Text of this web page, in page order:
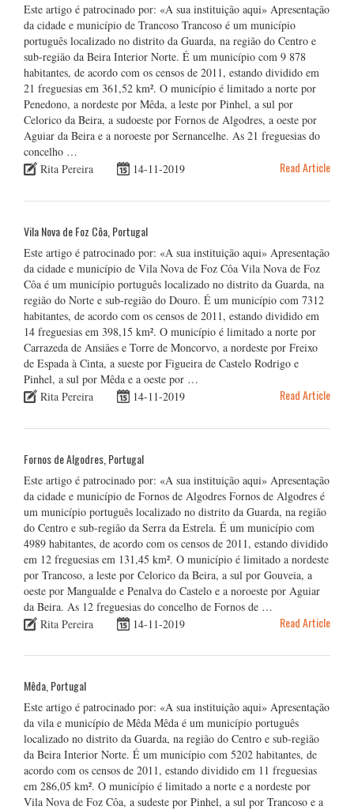
Este artigo é patrocinado por: «A sua instituição aqui» Apresentação
da cidade e município de Trancoso Trancoso é um município
português localizado no distrito da Guarda, na região do Centro e
sub-região da Beira Interior Norte. É um município com 9 878
habitantes, de acordo com os censos de 2011, estando dividido em
21 freguesias em 361,52 km². O município é limitado a norte por
Penedono, a nordeste por Mêda, a leste por Pinhel, a sul por
Celorico da Beira, a sudoeste por Fornos de Algodres, a oeste por
Aguiar da Beira e a noroeste por Sernancelhe. As 21 freguesias do
concelho …
Rita Pereira
14-11-2019 Read Article
Vila Nova de Foz Côa, Portugal
Este artigo é patrocinado por: «A sua instituição aqui» Apresentação
da cidade e município de Vila Nova de Foz Côa Vila Nova de Foz
Côa é um município português localizado no distrito da Guarda, na
região do Norte e sub-região do Douro. É um município com 7312
habitantes, de acordo com os censos de 2011, estando dividido em
14 freguesias em 398,15 km². O município é limitado a norte por
Carrazeda de Ansiães e Torre de Moncorvo, a nordeste por Freixo
de Espada à Cinta, a sueste por Figueira de Castelo Rodrigo e
Pinhel, a sul por Mêda e a oeste por …
Rita Pereira
14-11-2019 Read Article
Fornos de Algodres, Portugal
Este artigo é patrocinado por: «A sua instituição aqui» Apresentação
da cidade e município de Fornos de Algodres Fornos de Algodres é
um município português localizado no distrito da Guarda, na região
do Centro e sub-região da Serra da Estrela. É um município com
4989 habitantes, de acordo com os censos de 2011, estando dividido
em 12 freguesias em 131,45 km². O município é limitado a nordeste
por Trancoso, a leste por Celorico da Beira, a sul por Gouveia, a
oeste por Mangualde e Penalva do Castelo e a noroeste por Aguiar
da Beira. As 12 freguesias do concelho de Fornos de …
Rita Pereira
14-11-2019 Read Article
Mêda, Portugal
Este artigo é patrocinado por: «A sua instituição aqui» Apresentação
da vila e município de Mêda Mêda é um município português
localizado no distrito da Guarda, na região do Centro e sub-região
da Beira Interior Norte. É um município com 5202 habitantes, de
acordo com os censos de 2011, estando dividido em 11 freguesias
em 286,05 km². O município é limitado a norte e a nordeste por
Vila Nova de Foz Côa, a sudeste por Pinhel, a sul por Trancoso e a